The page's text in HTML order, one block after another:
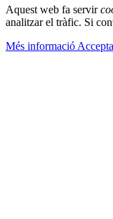
Aquest web fa servir
analitzar el tràfic. Si
Més informació